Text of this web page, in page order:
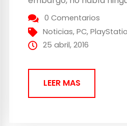
situase en el mercado
americano. Pero hoy
este nuevo título de
0 Comentarios
Noticias,PC,
25 abril, 2016
LEER MAS